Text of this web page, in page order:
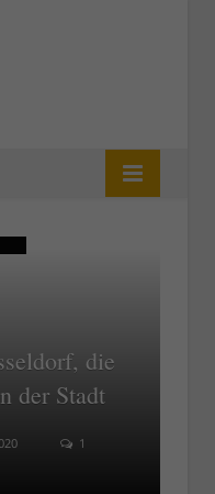
die
der Stadt
1